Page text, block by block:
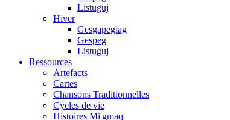
Listuguj
Hiver
Gesgapegiag
Gespeg
Listuguj
Ressources
Artefacts
Cartes
Chansons Traditionnelles
Cycles de vie
Histoires Mi'gmaq